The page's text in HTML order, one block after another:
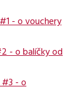
- o vouchery
- o balíčky od
#3 - o